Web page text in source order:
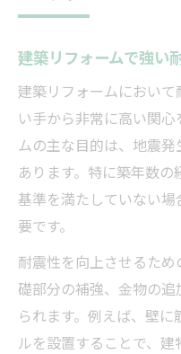
建築リフォームで強い
建築リフォームにおい
い手から非常に高い関
ムの主な目的は、地震
あります。特に築年数
基準を満たしていない
要です。
耐震性を向上させるた
礎部分の補強、金物の
られます。例えば、壁
ルを設置することで、